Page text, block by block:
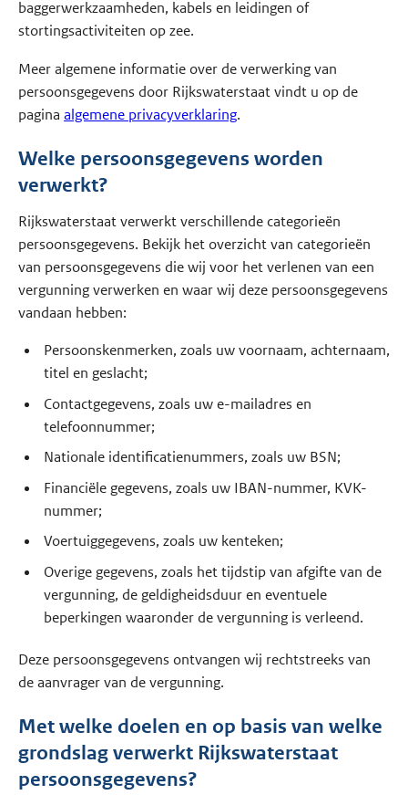
baggerwerkzaamheden, kabels en leidingen of
stortingsactiviteiten op zee.
Meer algemene informatie over de verwerking van
persoonsgegevens door Rijkswaterstaat vindt u op de
paginaalgemene privacyverklaring.
Welke persoonsgegevens worden
verwerkt?
Rijkswaterstaat verwerkt verschillende categorieën
persoonsgegevens. Bekijk het overzicht van categorieën
van persoonsgegevens die wij voor het verlenen van een
vergunning verwerken en waar wij deze persoonsgegevens
vandaan hebben:
Persoonskenmerken, zoals uw voornaam, achternaam,
titel en geslacht;
Contactgegevens, zoals uw e-mailadres en
telefoonnummer;
Nationale identificatienummers, zoals uw BSN;
Financiële gegevens, zoals uw IBAN-nummer, KVK-
nummer;
Voertuiggegevens, zoals uw kenteken;
Overige gegevens, zoals het tijdstip van afgifte van de
vergunning, de geldigheidsduur en eventuele
beperkingen waaronder de vergunning is verleend.
Deze persoonsgegevens ontvangen wij rechtstreeks van
de aanvrager van de vergunning.
Met welke doelen en op basis van welke
grondslag verwerkt Rijkswaterstaat
persoonsgegevens?